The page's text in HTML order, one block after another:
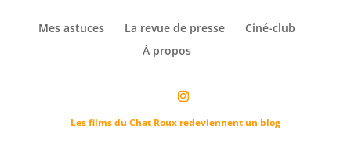
Mes astuces La revue de presse
Ciné-club
À propos
Les films du Chat Roux redeviennent un blog